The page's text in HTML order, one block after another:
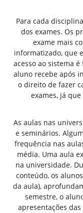
Para cada
dos exames. Os
exame mais
informatizado, que
acesso ao sistema
aluno recebe após
o direito de fazer
exames, já
As aulas nas
e seminários.
frequência nas
média. Uma aula
na universidade.
conteúdo, os
da aula),
semestre, o
apresentações